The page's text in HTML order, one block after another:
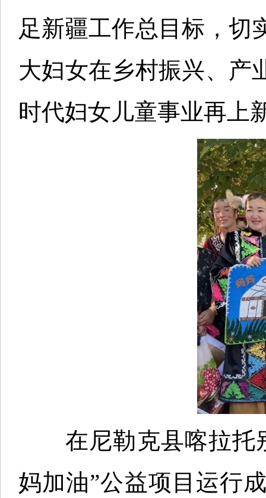
足新疆工作总目标，切
大妇女在乡村振兴、产
时代妇女儿童事业再上
在尼勒克县喀拉托
妈加油”公益项目运行